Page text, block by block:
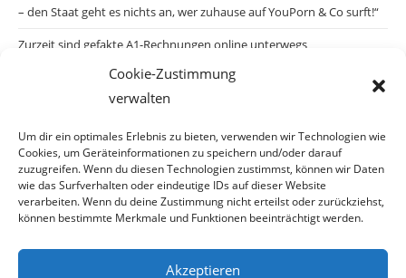
Cookie-Zustimmung
verwalten
Um dir ein optimales Erlebnis zu bieten, verwenden wir Technologien wie
Cookies, um Geräteinformationen zu speichern und/oder darauf
zuzugreifen. Wenn du diesen Technologien zustimmst, können wir Daten
wie das Surfverhalten oder eindeutige IDs auf dieser Website
verarbeiten. Wenn du deine Zustimmung nicht erteilst oder zurückziehst,
können bestimmte Merkmale und Funktionen beeinträchtigt werden.
Akzeptieren
– den Staat geht es nichts an, wer zuhause auf YouPorn & Co surft!“
Zurzeit sind gefakte A1-Rechnungen online unterwegs
Salzburgs Juden und ihre Sicherheit: „Erst nach einem Anschlag wäre
die Gefahr endlich konkret!“
Biologisches Wunder in Ceuta
Ein vermeintliches Abschiebemärchen
Archiv